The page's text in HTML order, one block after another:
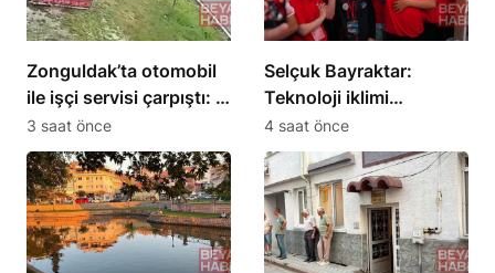
Zonguldak’ta otomobil
ile işçi servisi çarpıştı: 4
yaralı
3 saat önce
Selçuk Bayraktar:
Teknoloji iklimi
Güneydoğu’dan esecek
4 saat önce